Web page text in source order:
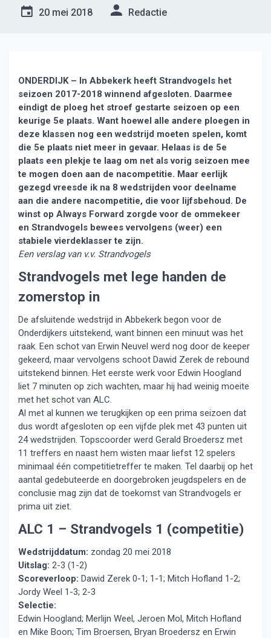
20 mei 2018 Redactie
ONDERDIJK – In Abbekerk heeft Strandvogels het
seizoen 2017-2018 winnend afgesloten. Daarmee
eindigt de ploeg het stroef gestarte seizoen op een
keurige 5e plaats. Want hoewel alle andere ploegen in
deze klassen nog een wedstrijd moeten spelen, komt
die 5e plaats niet meer in gevaar. Helaas is de 5e
plaats een plekje te laag om net als vorig seizoen mee
te mogen doen aan de nacompetitie. Maar eerlijk
gezegd vreesde ik na 8 wedstrijden voor deelname
aan die andere nacompetitie, die voor lijfsbehoud. De
winst op Always Forward zorgde voor de ommekeer
en Strandvogels bewees vervolgens (weer) een
stabiele vierdeklasser te zijn.
Een verslag van v.v. Strandvogels
Strandvogels met lege handen de
zomerstop in
De afsluitende wedstrijd in Abbekerk begon voor de
Onderdijkers uitstekend, want binnen een minuut was het
raak. Een schot van Erwin Neuvel werd nog door de keeper
gekeerd, maar vervolgens schoot Dawid Zerek de rebound
uitstekend binnen. Het eerste werk voor Edwin Hoogland
liet 7 minuten op zich wachten, maar hij had weinig moeite
met het schot van ALC.
Al met al kunnen we terugkijken op een prima seizoen dat
dus wordt afgesloten op een vijfde plek met 43 punten uit
24 wedstrijden. Topscoorder werd Gerald Broedersz met
11 treffers en naast hem wisten maar liefst 12 spelers
minimaal één competitietreffer te maken. Tel daarbij op het
aantal gedebuteerde en doorgebroken jeugdspelers en de
conclusie mag zijn dat de toekomst van Strandvogels er
prima uit ziet.
ALC 1 – Strandvogels 1 (competitie)
Wedstrijddatum: zondag 20 mei 2018
Uitslag: 2-3 (1-2)
Scoreverloop: Dawid Zerek 0-1; 1-1; Mitch Hofland 1-2;
Jordy Weel 1-3; 2-3
Selectie:
Edwin Hoogland; Merlijn Weel, Jeroen Mol, Mitch Hofland
en Mike Boon; Tim Broersen, Bryan Broedersz en Erwin